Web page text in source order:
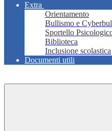
Extra
Orientamento
Bullismo e
Sportello
Biblioteca
Inclusione scolastica
Documenti utili